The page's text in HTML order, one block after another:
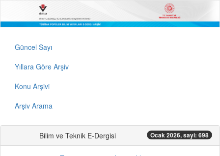
Güncel Sayı
Yıllara Göre Arşiv
Konu Arşivi
Arşiv Arama
Bilim ve Teknik E-Dergisi Ocak 2026, sayi: 698